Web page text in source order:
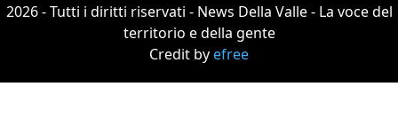
2026 - Tutti i diritti riservati - News Della Valle - La voce del
territorio e della gente
Credit byefree